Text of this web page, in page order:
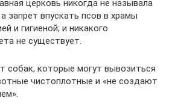
церковь никогда не называла
запрет впускать псов в храмы
и гигиеной; и никакого
не существует.
собак, которые могут вывозиться
чистоплотные и «не создают